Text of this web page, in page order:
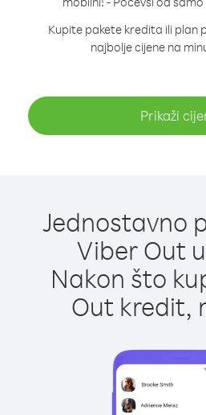
Kupite pakete kredita ili plan
najbolje cijene na
Prikaži
Jednostavno
Viber Out
Nakon što
Out kredit,